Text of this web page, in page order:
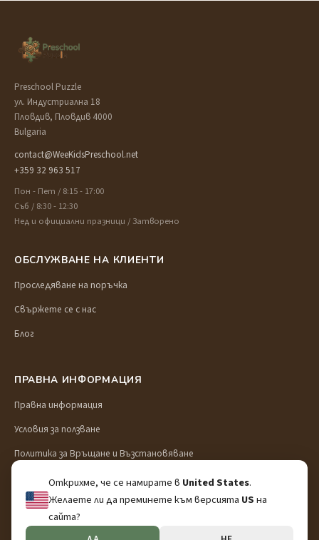
Открихме, че се намирате в United States.
Желаете ли да преминете към версията USна
сайта?
Preschool Puzzle
ул. Индустриална 18
Пловдив, Пловдив 4000
Bulgaria
contact@WeeKidsPreschool.net
+359 32 963 517
Пон - Пет / 8:15 - 17:00
Съб / 8:30 - 12:30
Нед и официални празници / Затворено
ОБСЛУЖВАНЕ НА КЛИЕНТИ
Проследяване на поръчка
Свържете се с нас
Блог
ПРАВНА ИНФОРМАЦИЯ
Правна информация
Условия за ползване
Политика за Връщане и Възстановяване
Доставка и транспорт
Политика за поверителност